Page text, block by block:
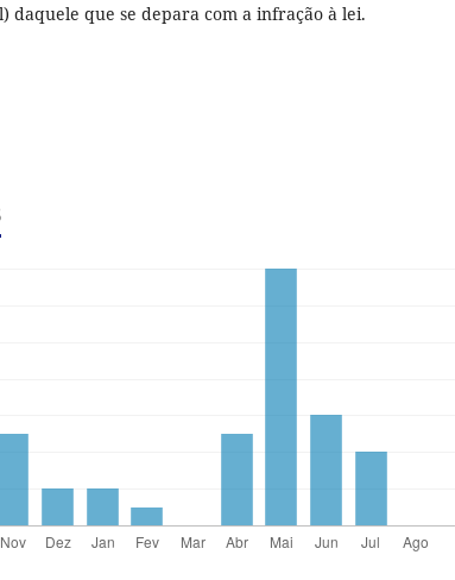
daquele que se depara com a infração à lei.